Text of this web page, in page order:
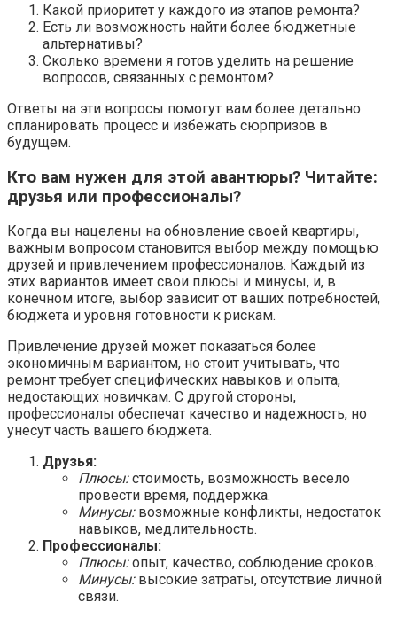
Какой приоритет у каждого из этапов ремонта?
Есть ли возможность найти более бюджетные
альтернативы?
Сколько времени я готов уделить на решение
вопросов, связанных с ремонтом?
Ответы на эти вопросы помогут вам более детально
спланировать процесс и избежать сюрпризов в
будущем.
Кто вам нужен для этой авантюры? Читайте:
друзья или профессионалы?
Когда вы нацелены на обновление своей квартиры,
важным вопросом становится выбор между помощью
друзей и привлечением профессионалов. Каждый из
этих вариантов имеет свои плюсы и минусы, и, в
конечном итоге, выбор зависит от ваших потребностей,
бюджета и уровня готовности к рискам.
Привлечение друзей может показаться более
экономичным вариантом, но стоит учитывать, что
ремонт требует специфических навыков и опыта,
недостающих новичкам. С другой стороны,
профессионалы обеспечат качество и надежность, но
унесут часть вашего бюджета.
Друзья:
Плюсы:стоимость, возможность весело
провести время, поддержка.
Минусы:возможные конфликты, недостаток
навыков, медлительность.
Профессионалы:
Плюсы:опыт, качество, соблюдение сроков.
Минусы:высокие затраты, отсутствие личной
связи.